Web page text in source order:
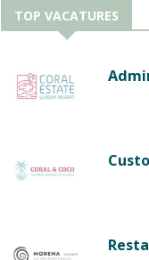
TOP VACATURES